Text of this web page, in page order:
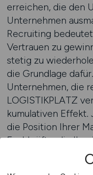
erreichen, die den
Unternehmen
Recruiting
Vertrauen zu
stetig zu
die Grundlage dafür.
Unternehmen, die
LOGISTIKPLATZ
kumulativen Effekt.
die Position Ihrer
Fachkräfte, die
mehrfach sehen,
konstanten Akteur